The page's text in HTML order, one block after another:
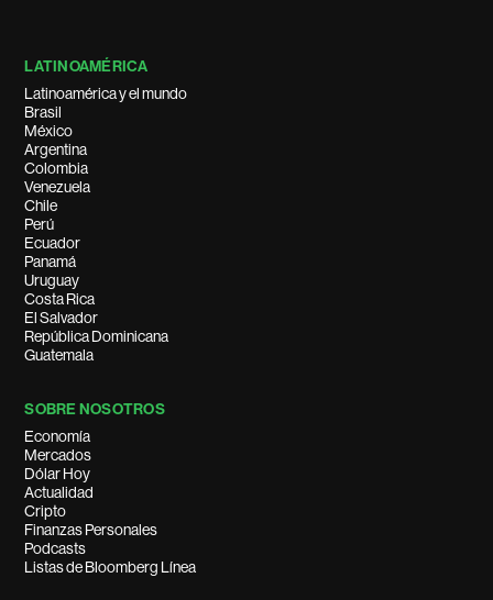
LATINOAMÉRICA
Latinoamérica y el mundo
Brasil
México
Argentina
Colombia
Venezuela
Chile
Perú
Ecuador
Panamá
Uruguay
Costa Rica
El Salvador
República Dominicana
Guatemala
SOBRE NOSOTROS
Economía
Mercados
Dólar Hoy
Actualidad
Cripto
Finanzas Personales
Podcasts
Listas de Bloomberg Línea